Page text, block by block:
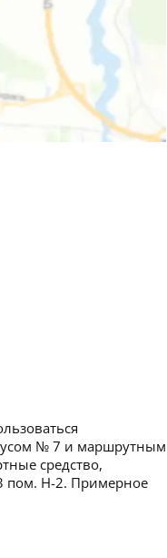
№ 7 и маршрутным
средство,
пом. Н-2. Примерное